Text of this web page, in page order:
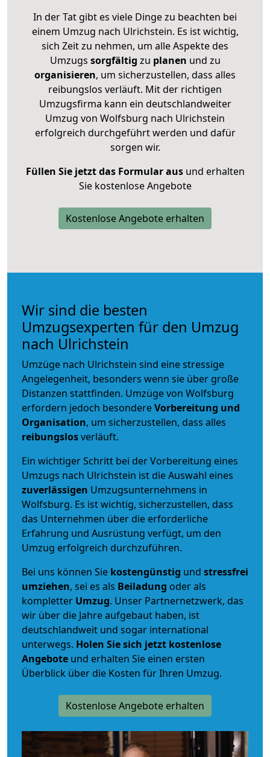
In der Tat gibt es viele Dinge zu beachten bei
einem Umzug nach Ulrichstein. Es ist wichtig,
sich Zeit zu nehmen, um alle Aspekte des
Umzugs sorgfältig zu planen und zu
organisieren, um sicherzustellen, dass alles
reibungslos verläuft. Mit der richtigen
Umzugsfirma kann ein deutschlandweiter
Umzug von Wolfsburg nach Ulrichstein
erfolgreich durchgeführt werden und dafür
sorgen wir.
Füllen Sie jetzt das Formular ausund erhalten
Sie kostenlose Angebote
Kostenlose Angebote erhalten
Wir sind die besten
Umzugsexperten für den Umzug
nach Ulrichstein
Umzüge nach Ulrichstein sind eine stressige
Angelegenheit, besonders wenn sie über große
Distanzen stattfinden. Umzüge von Wolfsburg
erfordern jedoch besondereVorbereitung und
Organisation, um sicherzustellen, dass alles
reibungslosverläuft.
Ein wichtiger Schritt bei der Vorbereitung eines
Umzugs nach Ulrichstein ist die Auswahl eines
zuverlässigen Umzugsunternehmens in
Wolfsburg. Es ist wichtig, sicherzustellen, dass
das Unternehmen über die erforderliche
Erfahrung und Ausrüstung verfügt, um den
Umzug erfolgreich durchzuführen.
Bei uns können Sie kostengünstig und stressfrei
umziehen, sei es als Beiladung oder als
kompletter Umzug. Unser Partnernetzwerk, das
wir über die Jahre aufgebaut haben, ist
deutschlandweit und sogar international
unterwegs. Holen Sie sich jetzt kostenlose
Angebote und erhalten Sie einen ersten
Überblick über die Kosten für Ihren Umzug.
Kostenlose Angebote erhalten